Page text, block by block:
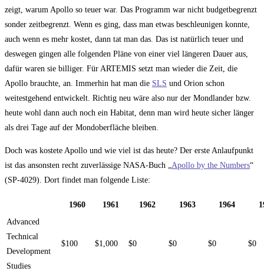
zeigt, warum Apollo so teuer war. Das Programm war nicht budgetbegrenzt
sonder zeitbegrenzt. Wenn es ging, dass man etwas beschleunigen konnte,
auch wenn es mehr kostet, dann tat man das. Das ist natürlich teuer und
deswegen gingen alle folgenden Pläne von einer viel längeren Dauer aus,
dafür waren sie billiger. Für ARTEMIS setzt man wieder die Zeit, die
Apollo brauchte, an. Immerhin hat man die SLS und Orion schon
weitestgehend entwickelt. Richtig neu wäre also nur der Mondlander bzw.
heute wohl dann auch noch ein Habitat, denn man wird heute sicher länger
als drei Tage auf der Mondoberfläche bleiben.
Doch was kostete Apollo und wie viel ist das heute? Der erste Anlaufpunkt
ist das ansonsten recht zuverlässige NASA-Buch „ Apollo by the Numbers“
(SP-4029). Dort findet man folgende Liste:
1960 1961 1962 1963 1964
Advanced
Technical
Development
Studies
$100 $1,000 $0 $0 $0 $0